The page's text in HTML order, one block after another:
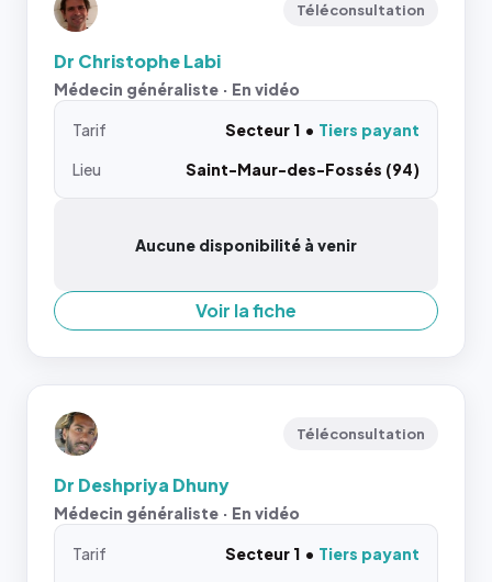
Téléconsultation
Dr Christophe Labi
Médecin généraliste · En vidéo
Tarif Secteur 1
Tiers payant
Lieu
Saint-Maur-des-Fossés (94)
Aucune disponibilité à venir
Voir la fiche
Téléconsultation
Dr Deshpriya Dhuny
Médecin généraliste · En vidéo
Tarif Secteur 1
Tiers payant